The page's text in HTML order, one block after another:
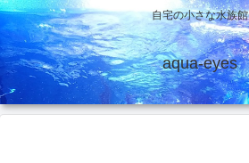
自宅の小さな水族館
aqua-eyes